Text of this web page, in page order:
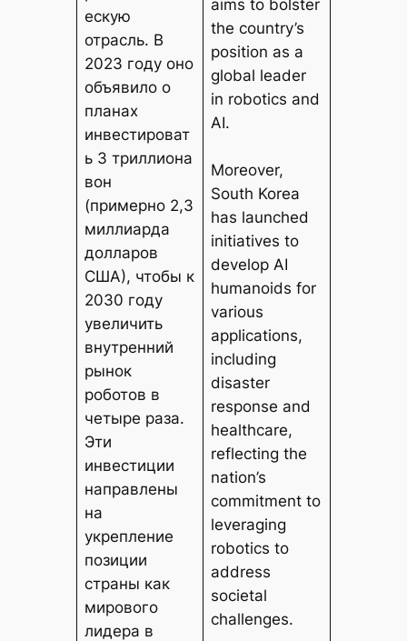
ескую
отрасль. В
2023 году оно
объявило о
планах
инвестироват
ь 3 триллиона
вон
(примерно 2,3
миллиарда
долларов
США), чтобы к
2030 году
увеличить
внутренний
рынок
роботов в
четыре раза.
Эти
инвестиции
направлены
на
укрепление
позиции
страны как
мирового
лидера в
aims to bolster
the country’s
position as a
global leader
in robotics and
AI.
Moreover,
South Korea
has launched
initiatives to
develop AI
humanoids for
various
applications,
including
disaster
response and
healthcare,
reflecting the
nation’s
commitment to
leveraging
robotics to
address
societal
challenges.